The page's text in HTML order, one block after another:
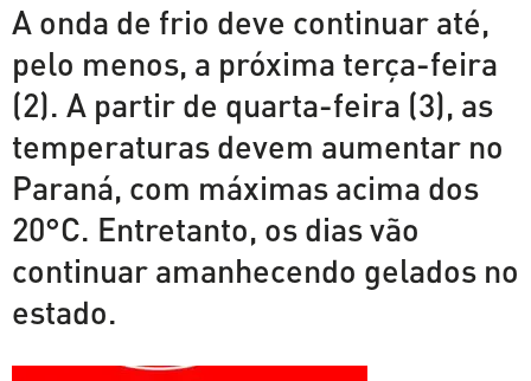
A onda de frio deve continuar até,
pelo menos, a próxima terça-feira
(2). A partir de quarta-feira (3), as
temperaturas devem aumentar no
Paraná, com máximas acima dos
20°C. Entretanto, os dias vão
continuar amanhecendo gelados no
estado.